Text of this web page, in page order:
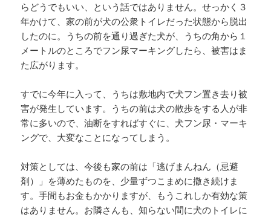
らどうでもいい、という話ではありません。せっかく３
年かけて、家の前が犬の公衆トイレだった状態から脱出
したのに。うちの前を通り過ぎた犬が、うちの角から１
メートルのところでフン尿マーキングしたら、被害はま
た広がります。
すでに今年に入って、うちは敷地内で犬フン置き去り被
害が発生しています。うちの前は犬の散歩をする人が非
常に多いので、油断をすればすぐに、犬フン尿・マーキ
ングで、大変なことになってしまう。
対策としては、今後も家の前は「逃げまんねん（忌避
剤）」を薄めたものを、少量ずつこまめに撒き続けま
す。手間もお金もかかりますが、もうこれしか有効な策
はありません。お隣さんも、知らない間に犬のトイレに